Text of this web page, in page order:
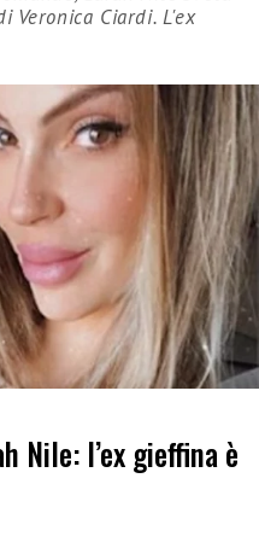
Veronica Ciardi. L'ex
Nile: l’ex gieffina è